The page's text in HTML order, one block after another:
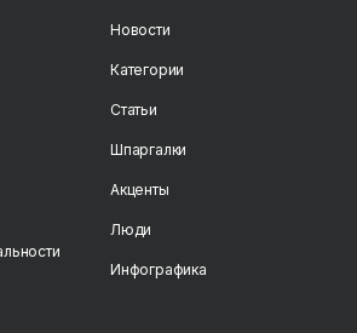
Новости
Категории
Статьи
Шпаргалки
Акценты
Люди
Инфографика